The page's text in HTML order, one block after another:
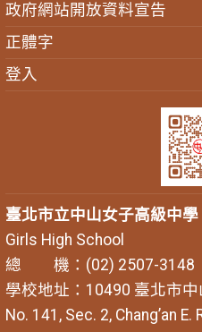
政府網站開放資料宣告
正體字
登入
臺北市立中山女子高級中學
Girls High School
總 機：(02) 2507-3148
學校地址：10490 臺北市
No. 141, Sec. 2, Chang’an